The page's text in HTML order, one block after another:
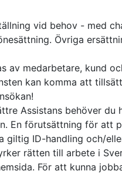
vid behov - med
Övriga
av medarbetare, kund
kan komma att
Assistans behöver
En förutsättning för att
giltig ID-handling och/
rätten till arbete i
För att kunna